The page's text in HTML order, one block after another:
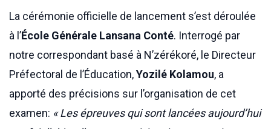
La cérémonie officielle de lancement s’est déroulée
à l’École Générale Lansana Conté. Interrogé par
notre correspondant basé à N’zérékoré, le Directeur
Préfectoral de l’Éducation,Yozilé Kolamou, a
apporté des précisions sur l’organisation de cet
examen: « Les épreuves qui sont lancées aujourd’hui